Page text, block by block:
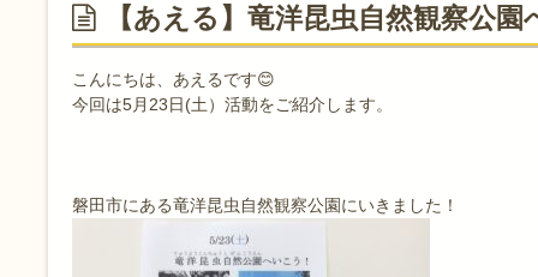
【あえる】竜洋昆虫自然観察公園
こんにちは、あえるです😊
今回は5月23日(土）活動をご紹介します。
磐田市にある竜洋昆虫自然観察公園にいきました！